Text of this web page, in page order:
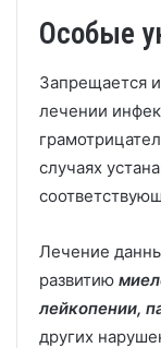
Особые
Запрещается
лечении
случаях
Лечение
развитию
лейкопении,
других